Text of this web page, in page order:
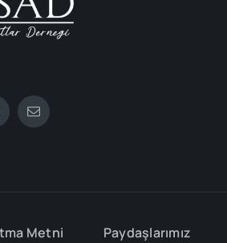
Metni Paydaşlarımız